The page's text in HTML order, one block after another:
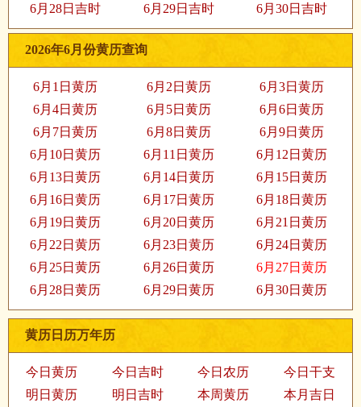
6月28日吉时
6月29日吉时 6月30日吉时
2026年6月份黄历查询
6月1日黄历 6月2日黄历
6月3日黄历
6月4日黄历
6月5日黄历
6月6日黄历
6月7日黄历
6月8日黄历
6月9日黄历
6月10日黄历
6月11日黄历
6月12日黄历
6月13日黄历
6月14日黄历
6月15日黄历
6月16日黄历
6月17日黄历
6月18日黄历
6月19日黄历
6月20日黄历
6月21日黄历
6月22日黄历
6月23日黄历
6月24日黄历
6月25日黄历
6月26日黄历
6月27日黄历
6月28日黄历
6月29日黄历 6月30日黄历
黄历日历万年历
今日黄历 今日吉时 今日农历
今日干支
明日黄历
明日吉时 本周黄历 本月吉日